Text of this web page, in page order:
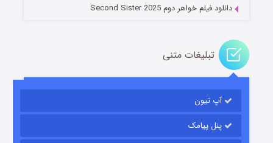
باب اسفنجی فصل ۱۷
قسمت۶ (زیرنویس) منتشر شد
دانلود فیلم خواهر دوم Second Sister 2025
تبلیغات متنی
آپ تیون
پنل پیامک